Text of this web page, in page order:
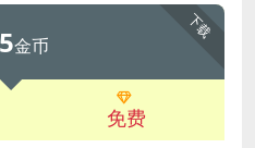
下载
5金币
免费